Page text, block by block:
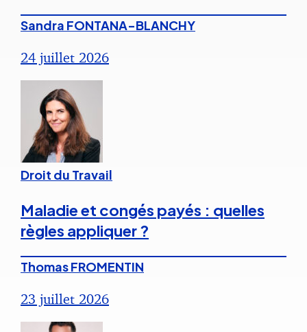
Sandra FONTANA-BLANCHY
24 juillet 2026
Droit du Travail
Maladie et congés payés : quelles
règles appliquer ?
Thomas FROMENTIN
23 juillet 2026